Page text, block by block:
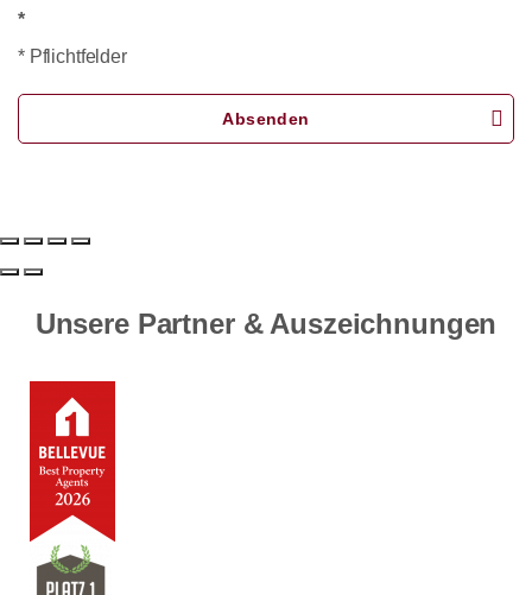
*
* Pflichtfelder
Absenden
Unsere Partner & Auszeichnungen